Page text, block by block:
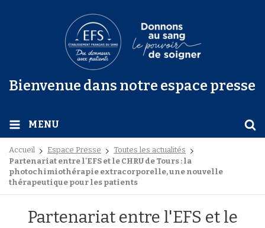
Bienvenue dans notre espace presse
MENU
Accueil Espace Presse
Toutes les actualités
Partenariat entre l'EFS et le CHRU de Tours : la
photochimiothérapie extracorporelle, une nouvelle
thérapeutique pour les patients
Partenariat entre l'EFS et le